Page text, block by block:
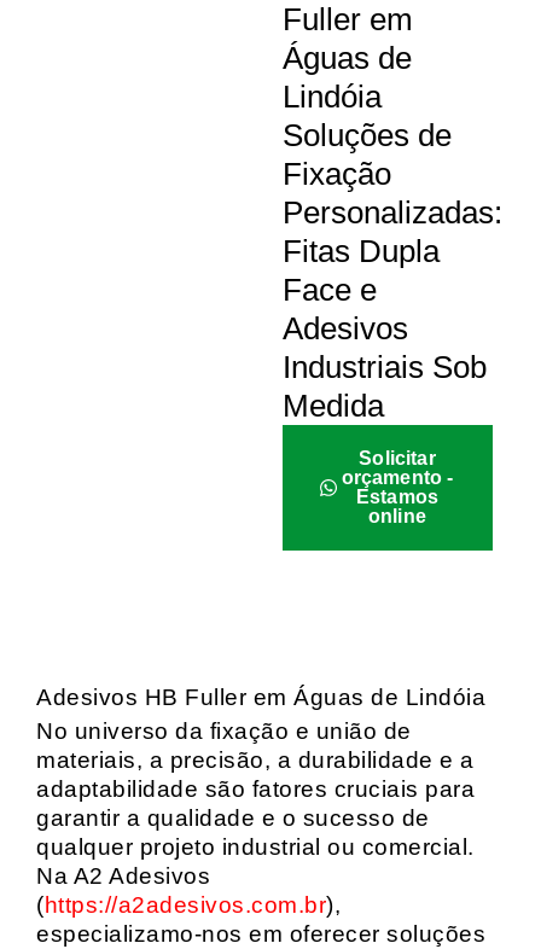
Fuller em
Águas de
Lindóia
Soluções de
Fixação
Personalizadas:
Fitas Dupla
Face e
Adesivos
Industriais Sob
Medida
Solicitar
orçamento -
Estamos
online
Adesivos HB Fuller em Águas de Lindóia
No universo da fixação e união de
materiais, a precisão, a durabilidade e a
adaptabilidade são fatores cruciais para
garantir a qualidade e o sucesso de
qualquer projeto industrial ou comercial.
Na A2 Adesivos
(https://a2adesivos.com.br),
especializamo-nos em oferecer soluções